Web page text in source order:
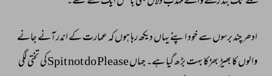
ادھر چند برسوں سے خود اپنے یہاں دیکھ رہا ہوں کہ عمارت کے اندر آنے جانے
والوں کا بھیڑ بھڑکا بہت بڑھ گیا ہے۔ جہاں Please
do
not
Spit کی تختی لگی